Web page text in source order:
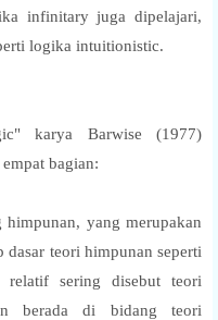
infinitary juga dipelajari,
logika intuitionistic.
karya Barwise (1977)
bagian:
yang merupakan
teori himpunan seperti
relatif sering disebut teori
berada di bidang teori